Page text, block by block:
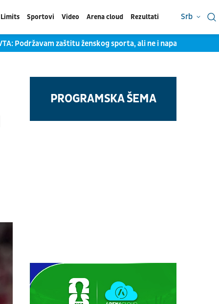
Limits Sportovi Video Arena cloud Rezultati Srb
zaštitu ženskog sporta, ali ne i napade na trans
PROGRAMSKA ŠEMA